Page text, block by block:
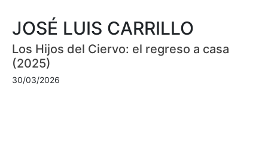
JOSÉ LUIS CARRILLO
Los Hijos del Ciervo: el regreso a casa
(2025)
30/03/2026